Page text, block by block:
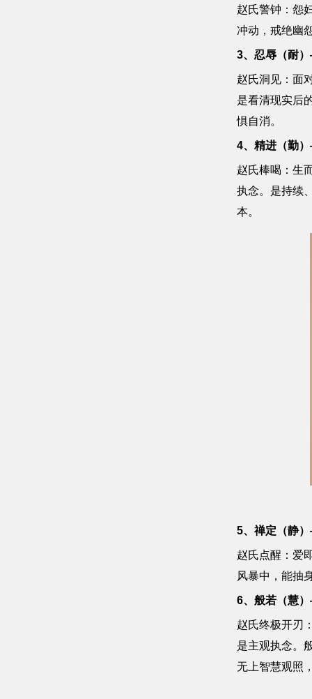
赵氏警钟：怨
冲动，戒绝幽
3、忍辱（耐
赵氏洞见：面
是看清现实后
惧自消。
4、精进（勤
赵氏棒喝：生
执念。是持续
本。
5、禅定（静
赵氏点醒：爱
风暴中，能抽
6、般若（慧
赵氏终极开刃
是主观执念。
无上智慧观照